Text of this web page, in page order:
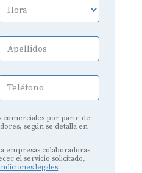
Hora
Apellidos
Teléfono
por parte de
según se detalla en
empresas colaboradoras
el servicio solicitado,
legales.